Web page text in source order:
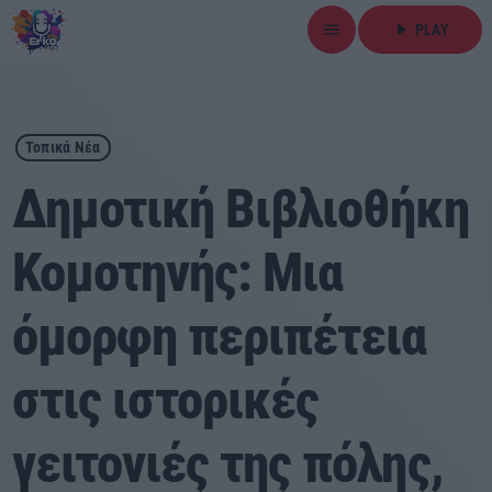
menu play_arrow PLAY
close
play_arrow ΕΡΚΟ
Αρχική
Εκπομπές
Τοπικά Νέα
Αθλητικά
Τοπικά Νέα
Δημοτική Βιβλιοθήκη
Κομοτηνής: Μια
όμορφη περιπέτεια
στις ιστορικές
γειτονιές της πόλης,